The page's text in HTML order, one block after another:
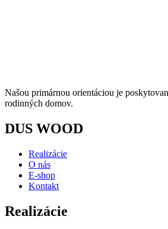
Našou primárnou orientáciou je
rodinných domov.
DUS WOOD
Realizácie
O nás
E-shop
Kontakt
Realizácie